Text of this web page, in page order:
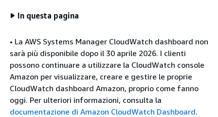
In questa pagina
• La AWS Systems Manager CloudWatch dashboard non
sarà più disponibile dopo il 30 aprile 2026. I clienti
possono continuare a utilizzare la CloudWatch console
Amazon per visualizzare, creare e gestire le proprie
CloudWatch dashboard Amazon, proprio come fanno
oggi. Per ulteriori informazioni, consulta la
documentazione di Amazon CloudWatch Dashboard.